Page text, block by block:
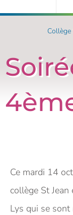
Collège
Ce mardi 14
collège St
Lys qui se